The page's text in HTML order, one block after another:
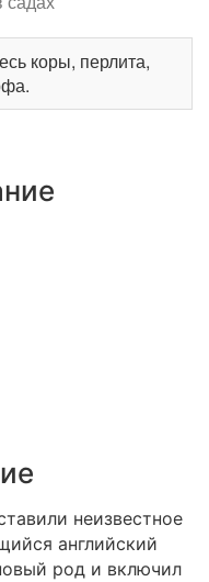
коры, перлита,
неизвестное
английский
род и включил